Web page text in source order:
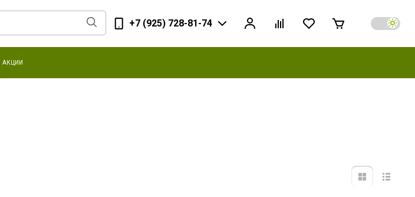
+7 (925) 728-81-74
АКЦИИ